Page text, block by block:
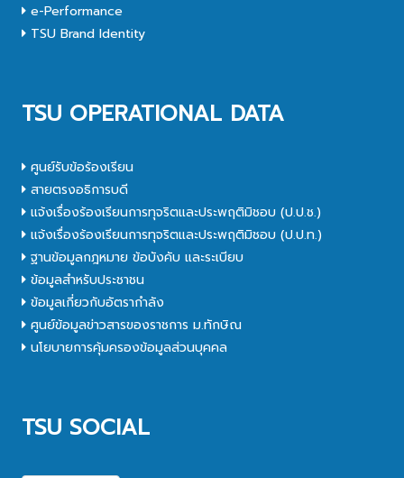
e-Performance
TSU Brand Identity
TSU OPERATIONAL DATA
ศูนย์รับข้อร้องเรียน
สายตรงอธิการบดี
แจ้งเรื่องร้องเรียนการทุจริตและประพฤติมิชอบ (ป.ป.ช.)
แจ้งเรื่องร้องเรียนการทุจริตและประพฤติมิชอบ (ป.ป.ท.)
ฐานข้อมูลกฎหมาย ข้อบังคับ และระเบียบ
ข้อมูลสำหรับประชาชน
ข้อมูลเกี่ยวกับอัตรากำลัง
ศูนย์ข้อมูลข่าวสารของราชการ ม.ทักษิณ
นโยบายการคุ้มครองข้อมูลส่วนบุคคล
TSU SOCIAL